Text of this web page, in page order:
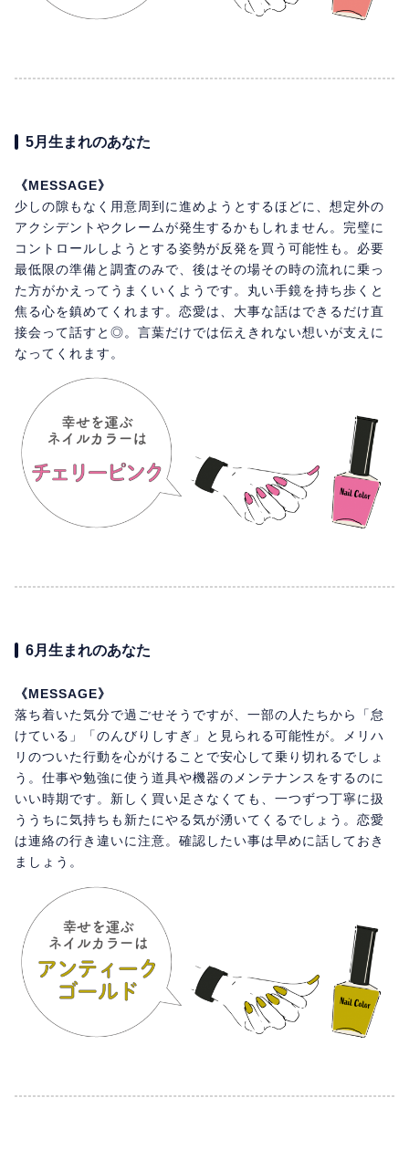
5月生まれのあなた
《MESSAGE》
少しの隙もなく用意周到に進めようとするほどに、想定外の
アクシデントやクレームが発生するかもしれません。完璧に
コントロールしようとする姿勢が反発を買う可能性も。必要
最低限の準備と調査のみで、後はその場その時の流れに乗っ
た方がかえってうまくいくようです。丸い手鏡を持ち歩くと
焦る心を鎮めてくれます。恋愛は、大事な話はできるだけ直
接会って話すと◎。言葉だけでは伝えきれない想いが支えに
なってくれます。
6月生まれのあなた
《MESSAGE》
落ち着いた気分で過ごせそうですが、一部の人たちから「怠
けている」「のんびりしすぎ」と見られる可能性が。メリハ
リのついた行動を心がけることで安心して乗り切れるでしょ
う。仕事や勉強に使う道具や機器のメンテナンスをするのに
いい時期です。新しく買い足さなくても、一つずつ丁寧に扱
ううちに気持ちも新たにやる気が湧いてくるでしょう。恋愛
は連絡の行き違いに注意。確認したい事は早めに話しておき
ましょう。